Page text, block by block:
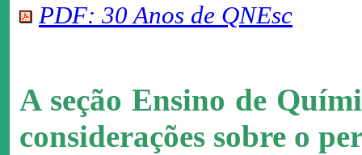
PDF: 30 Anos de QNEsc
A seção Ensino de
considerações sobre o